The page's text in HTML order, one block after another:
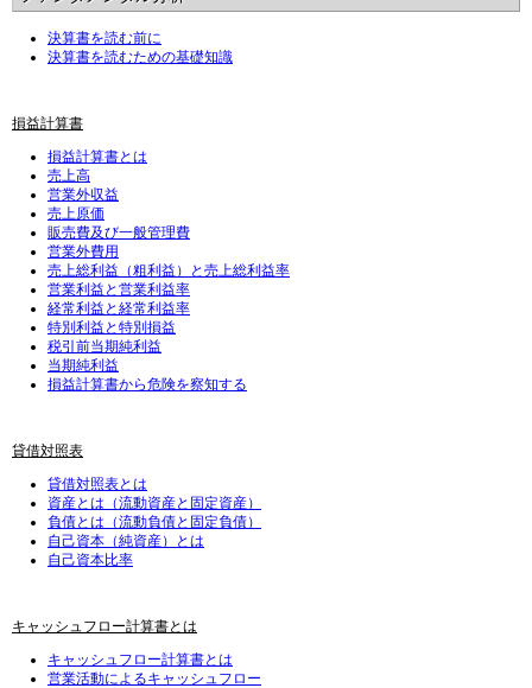
決算書を読む前に
決算書を読むための基礎知識
損益計算書
損益計算書とは
売上高
営業外収益
売上原価
販売費及び一般管理費
営業外費用
売上総利益（粗利益）と売上総利益率
営業利益と営業利益率
経常利益と経常利益率
特別利益と特別損益
税引前当期純利益
当期純利益
損益計算書から危険を察知する
貸借対照表
貸借対照表とは
資産とは（流動資産と固定資産）
負債とは（流動負債と固定負債）
自己資本（純資産）とは
自己資本比率
キャッシュフロー計算書とは
キャッシュフロー計算書とは
営業活動によるキャッシュフロー